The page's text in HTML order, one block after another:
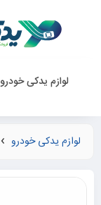
لوازم یدکی خودرو
لوازم یدکی خودرو